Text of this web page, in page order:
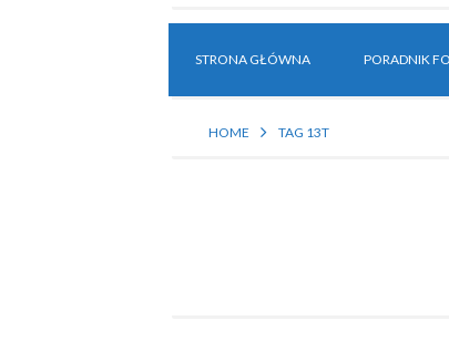
STRONA GŁÓWNA PORADNIK
HOME TAG 13T